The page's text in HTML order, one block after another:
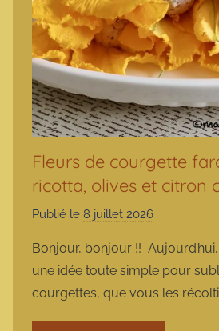
Fleurs de courgette
ricotta, olives et citron
Publié le 8 juillet 2026
r
m
a
r
Bonjour, bonjour !!
une idée toute simple pour
courgettes, que vous les